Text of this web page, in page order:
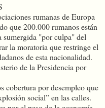
rumanas de Europa
que 200.000 rumanos están
sumergida "por culpa" del
la moratoria que restringe el
de esta nacionalidad.
de la Presidencia por
cobertura por desempleo que
social” en las calles.